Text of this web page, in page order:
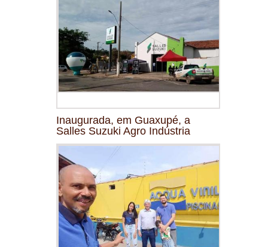
Inaugurada, em Guaxupé, a
Salles Suzuki Agro Indústria